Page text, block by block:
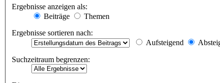
Ergebnisse anzeigen als:
Beiträge
Themen
Ergebnisse sortieren nach:
Aufsteigend
Suchzeitraum begrenzen: